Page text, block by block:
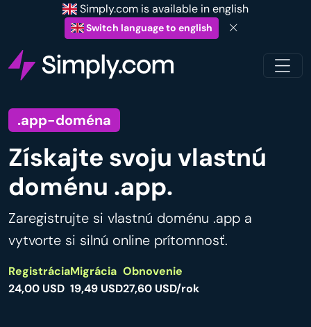
Simply.com is available in english
Switch language to english
.app-doména
Získajte svoju vlastnú
doménu .app.
Zaregistrujte si vlastnú doménu .app a
vytvorte si silnú online prítomnosť.
Registrácia
24,00 USD
Migrácia
19,49 USD
Obnovenie
27,60 USD/rok